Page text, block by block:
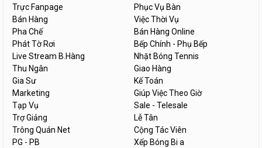
Trực Fanpage
Phục Vụ Bàn
Bán Hàng
Việc Thời Vụ
Pha Chế
Bán Hàng Online
Phát Tờ Rơi
Bếp Chính - Phụ Bếp
Live Stream B.Hàng
Nhặt Bóng Tennis
Thu Ngân
Giao Hàng
Gia Sư
Kế Toán
Marketing
Giúp Việc Theo Giờ
Tạp Vụ
Sale - Telesale
Trợ Giảng
Lễ Tân
Trông Quán Net
Cộng Tác Viên
PG - PB
Xếp Bóng Bi a